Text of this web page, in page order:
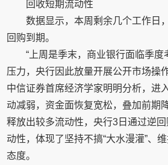
回收短期流动性
数据显示，本周剩余几个工作日
回购到期。
“上周是季末，商业银行面临季
压力，央行因此放量开展公开市场操
中信证券首席经济学家明明分析，进
动减弱，资金面恢复宽松，叠加前期
释放出较多流动性，央行3日通过逆
动性，体现了坚持不搞“大水漫灌”、
态度。